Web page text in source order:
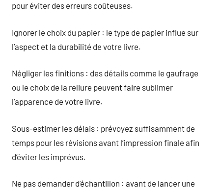
pour éviter des erreurs coûteuses.
Ignorer le choix du papier : le type de papier influe sur
l’aspect et la durabilité de votre livre.
Négliger les finitions : des détails comme le gaufrage
ou le choix de la reliure peuvent faire sublimer
l’apparence de votre livre.
Sous-estimer les délais : prévoyez suffisamment de
temps pour les révisions avant l’impression finale afin
d’éviter les imprévus.
Ne pas demander d’échantillon : avant de lancer une